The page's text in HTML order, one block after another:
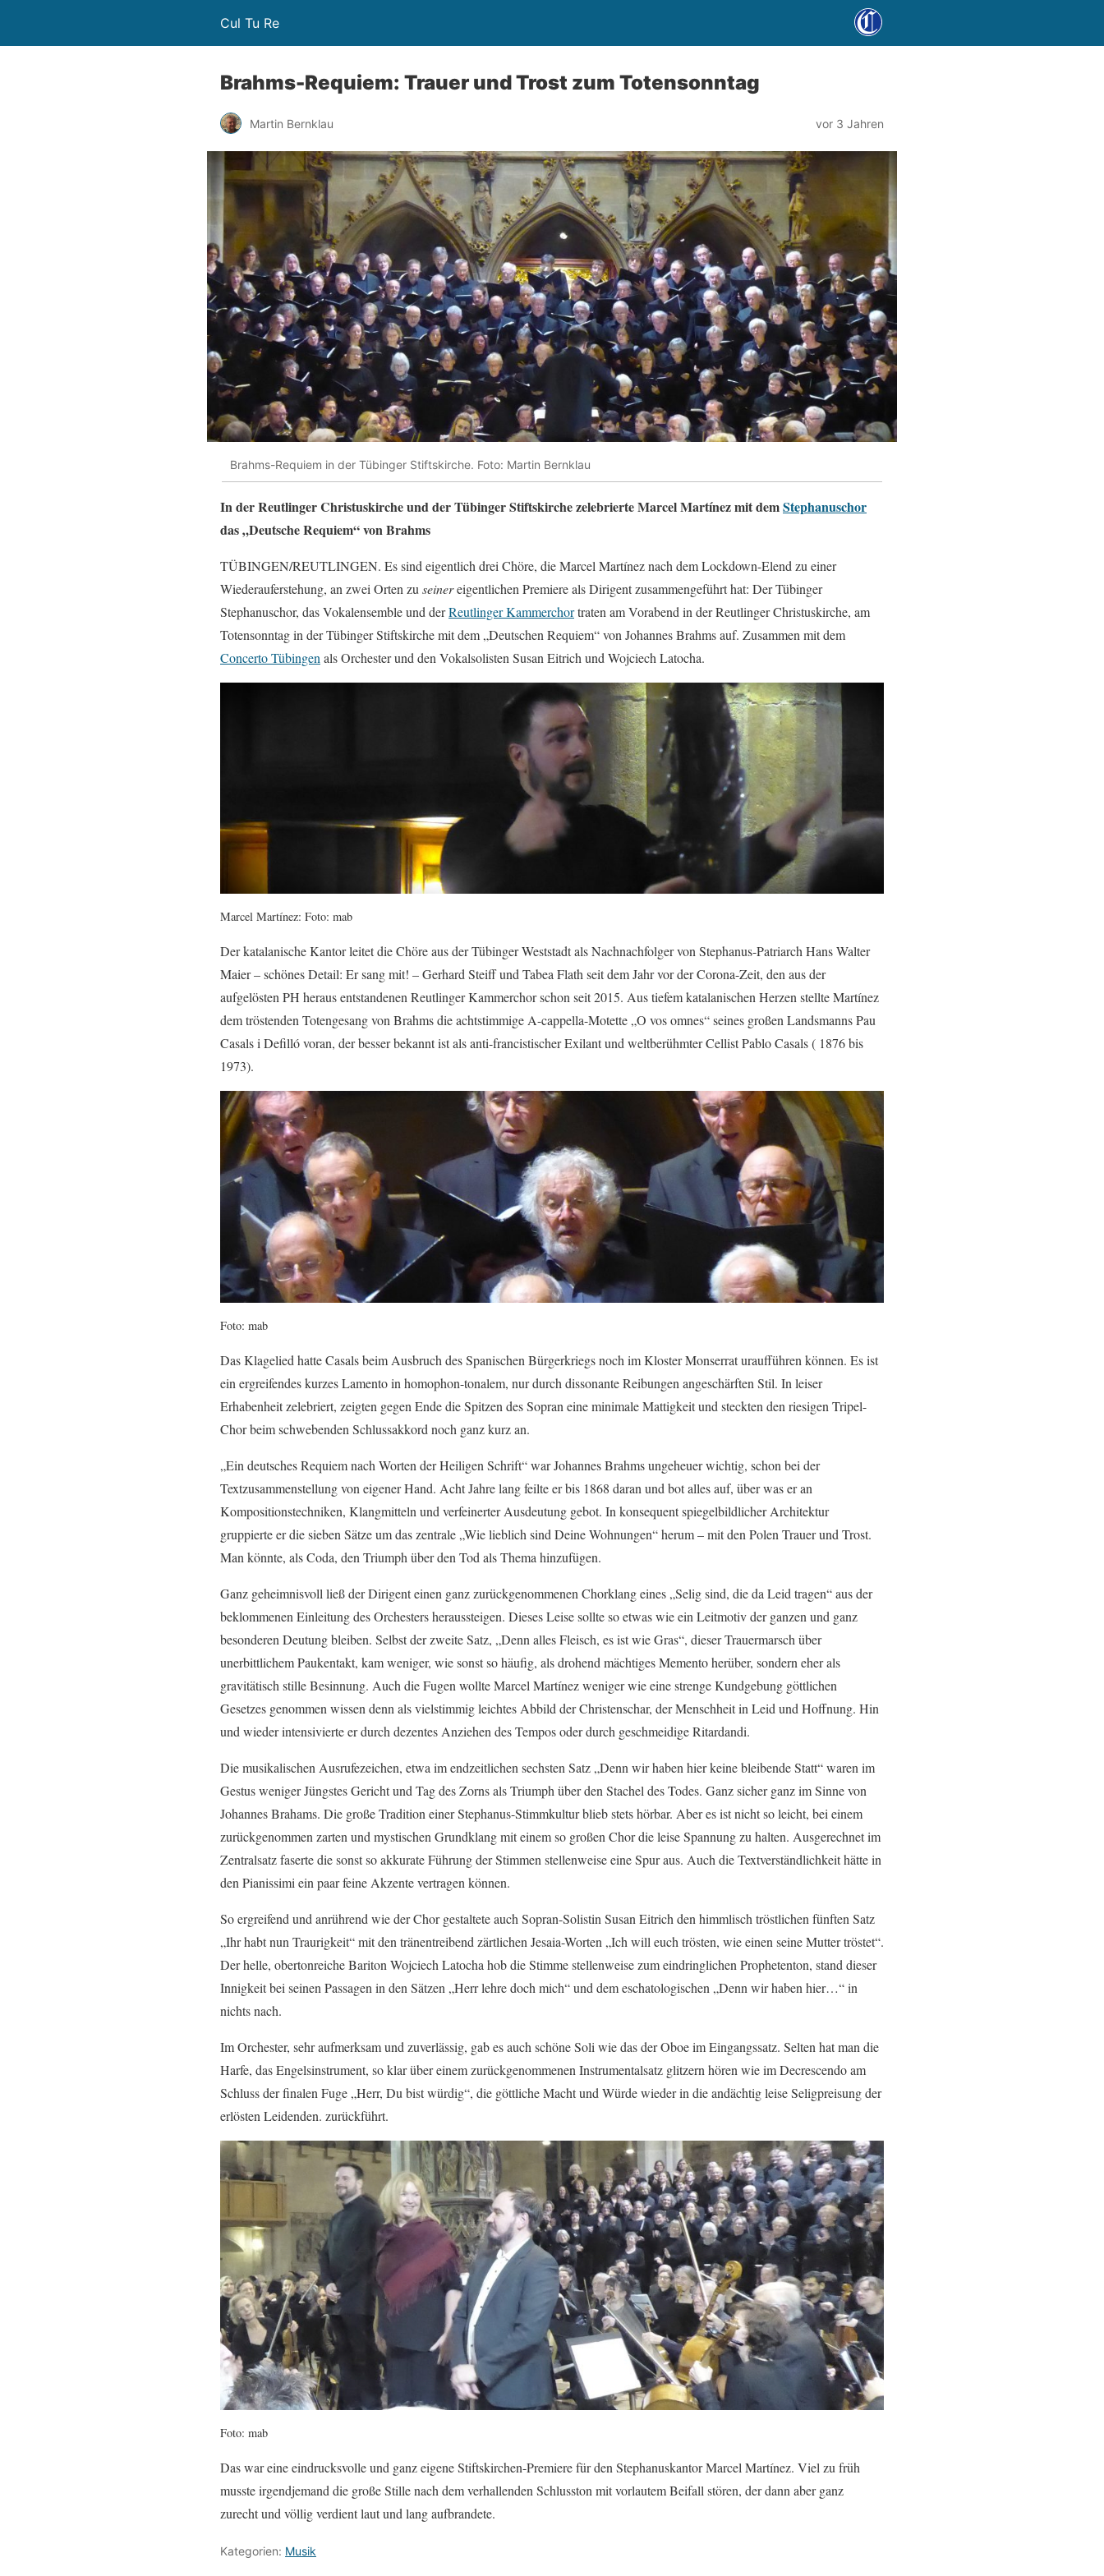
Cul Tu Re
Brahms-Requiem: Trauer und Trost zum Totensonntag
Martin Bernklau vor 3 Jahren
Brahms-Requiem in der Tübinger Stiftskirche. Foto: Martin Bernklau
In der Reutlinger Christuskirche und der Tübinger Stiftskirche zelebrierte Marcel Martínez mit demStephanuschor
das „Deutsche Requiem“ von Brahms
TÜBINGEN/REUTLINGEN. Es sind eigentlich drei Chöre, die Marcel Martínez nach dem Lockdown-Elend zu einer
Wiederauferstehung, an zwei Orten zuseinereigentlichen Premiere als Dirigent zusammengeführt hat: Der Tübinger
Stephanuschor, das Vokalensemble und derReutlinger Kammerchortraten am Vorabend in der Reutlinger Christuskirche, am
Totensonntag in der Tübinger Stiftskirche mit dem „Deutschen Requiem“ von Johannes Brahms auf. Zusammen mit dem
Concerto Tübingenals Orchester und den Vokalsolisten Susan Eitrich und Wojciech Latocha.
Marcel Martínez: Foto: mab
Der katalanische Kantor leitet die Chöre aus der Tübinger Weststadt als Nachnachfolger von Stephanus-Patriarch Hans Walter
Maier – schönes Detail: Er sang mit! – Gerhard Steiff und Tabea Flath seit dem Jahr vor der Corona-Zeit, den aus der
aufgelösten PH heraus entstandenen Reutlinger Kammerchor schon seit 2015. Aus tiefem katalanischen Herzen stellte Martínez
dem tröstenden Totengesang von Brahms die achtstimmige A-cappella-Motette „O vos omnes“ seines großen Landsmanns Pau
Casals i Defilló voran, der besser bekannt ist als anti-francistischer Exilant und weltberühmter Cellist Pablo Casals ( 1876 bis
1973).
Foto: mab
Das Klagelied hatte Casals beim Ausbruch des Spanischen Bürgerkriegs noch im Kloster Monserrat uraufführen können. Es ist
ein ergreifendes kurzes Lamento in homophon-tonalem, nur durch dissonante Reibungen angeschärften Stil. In leiser
Erhabenheit zelebriert, zeigten gegen Ende die Spitzen des Sopran eine minimale Mattigkeit und steckten den riesigen Tripel-
Chor beim schwebenden Schlussakkord noch ganz kurz an.
„Ein deutsches Requiem nach Worten der Heiligen Schrift“ war Johannes Brahms ungeheuer wichtig, schon bei der
Textzusammenstellung von eigener Hand. Acht Jahre lang feilte er bis 1868 daran und bot alles auf, über was er an
Kompositionstechniken, Klangmitteln und verfeinerter Ausdeutung gebot. In konsequent spiegelbildlicher Architektur
gruppierte er die sieben Sätze um das zentrale „Wie lieblich sind Deine Wohnungen“ herum – mit den Polen Trauer und Trost.
Man könnte, als Coda, den Triumph über den Tod als Thema hinzufügen.
Ganz geheimnisvoll ließ der Dirigent einen ganz zurückgenommenen Chorklang eines „Selig sind, die da Leid tragen“ aus der
beklommenen Einleitung des Orchesters heraussteigen. Dieses Leise sollte so etwas wie ein Leitmotiv der ganzen und ganz
besonderen Deutung bleiben. Selbst der zweite Satz, „Denn alles Fleisch, es ist wie Gras“, dieser Trauermarsch über
unerbittlichem Paukentakt, kam weniger, wie sonst so häufig, als drohend mächtiges Memento herüber, sondern eher als
gravitätisch stille Besinnung. Auch die Fugen wollte Marcel Martínez weniger wie eine strenge Kundgebung göttlichen
Gesetzes genommen wissen denn als vielstimmig leichtes Abbild der Christenschar, der Menschheit in Leid und Hoffnung. Hin
und wieder intensivierte er durch dezentes Anziehen des Tempos oder durch geschmeidige Ritardandi.
Die musikalischen Ausrufezeichen, etwa im endzeitlichen sechsten Satz „Denn wir haben hier keine bleibende Statt“ waren im
Gestus weniger Jüngstes Gericht und Tag des Zorns als Triumph über den Stachel des Todes. Ganz sicher ganz im Sinne von
Johannes Brahams. Die große Tradition einer Stephanus-Stimmkultur blieb stets hörbar. Aber es ist nicht so leicht, bei einem
zurückgenommen zarten und mystischen Grundklang mit einem so großen Chor die leise Spannung zu halten. Ausgerechnet im
Zentralsatz faserte die sonst so akkurate Führung der Stimmen stellenweise eine Spur aus. Auch die Textverständlichkeit hätte in
den Pianissimi ein paar feine Akzente vertragen können.
So ergreifend und anrührend wie der Chor gestaltete auch Sopran-Solistin Susan Eitrich den himmlisch tröstlichen fünften Satz
„Ihr habt nun Traurigkeit“ mit den tränentreibend zärtlichen Jesaia-Worten „Ich will euch trösten, wie einen seine Mutter tröstet“.
Der helle, obertonreiche Bariton Wojciech Latocha hob die Stimme stellenweise zum eindringlichen Prophetenton, stand dieser
Innigkeit bei seinen Passagen in den Sätzen „Herr lehre doch mich“ und dem eschatologischen „Denn wir haben hier…“ in
nichts nach.
Im Orchester, sehr aufmerksam und zuverlässig, gab es auch schöne Soli wie das der Oboe im Eingangssatz. Selten hat man die
Harfe, das Engelsinstrument, so klar über einem zurückgenommenen Instrumentalsatz glitzern hören wie im Decrescendo am
Schluss der finalen Fuge „Herr, Du bist würdig“, die göttliche Macht und Würde wieder in die andächtig leise Seligpreisung der
erlösten Leidenden. zurückführt.
Foto: mab
Das war eine eindrucksvolle und ganz eigene Stiftskirchen-Premiere für den Stephanuskantor Marcel Martínez. Viel zu früh
musste irgendjemand die große Stille nach dem verhallenden Schlusston mit vorlautem Beifall stören, der dann aber ganz
zurecht und völlig verdient laut und lang aufbrandete.
Kategorien: Musik